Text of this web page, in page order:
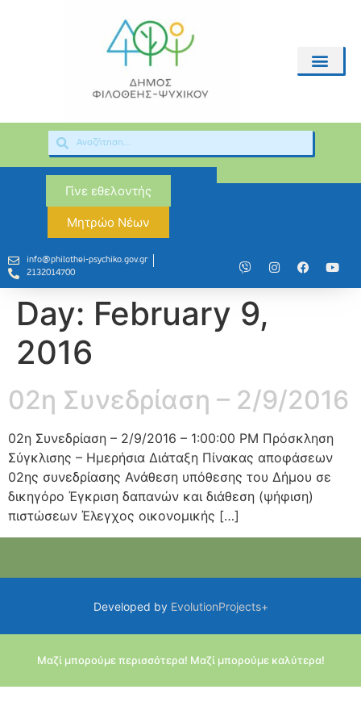
Γίνε εθελοντής
Μητρώο Νέων
info@philothei-psychiko.gov.gr
2132014700
Day: February 9,
2016
02η Συνεδρίαση – 2/9/2016
02η Συνεδρίαση – 2/9/2016 – 1:00:00 PM Πρόσκληση
Σύγκλισης – Ημερήσια Διάταξη Πίνακας αποφάσεων
02ης συνεδρίασης Ανάθεση υπόθεσης του Δήμου σε
δικηγόρο Έγκριση δαπανών και διάθεση (ψήφιση)
πιστώσεων Έλεγχος οικονομικής […]
Developed by EvolutionProjects+
Μαζί μπορούμε περισσότερα! Μαζί μπορούμε καλύτερα!